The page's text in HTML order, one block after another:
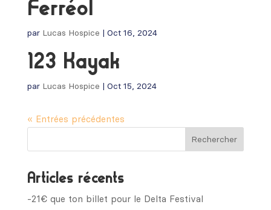
Ferréol
par Lucas Hospice | Oct 16, 2024
123 Kayak
par Lucas Hospice | Oct 15, 2024
« Entrées précédentes
Articles récents
-21€ que ton billet pour le Delta Festival